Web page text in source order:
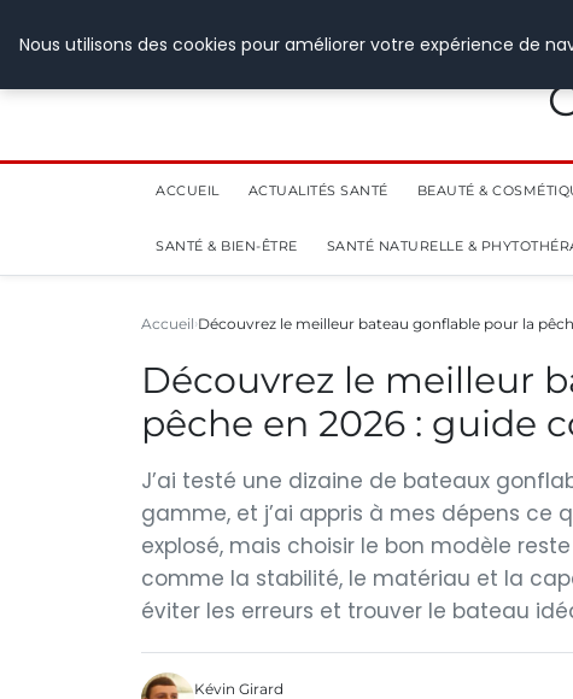
ACCUEIL ACTUALITÉS SANTÉ BEAUTÉ &
SANTÉ & BIEN-ÊTRE SANTÉ NATURELLE &
Accueil Découvrez le meilleur bateau gonflable pour la
Découvrez le meilleur
pêche en 2026 : guide
J’ai testé une dizaine de bateaux
gamme, et j’ai appris à mes dépens ce
explosé, mais choisir le bon modèle
comme la stabilité, le matériau et la
éviter les erreurs et trouver le bateau
Kévin Girard
Nous utilisons des cookies pour améliorer votre expérience de